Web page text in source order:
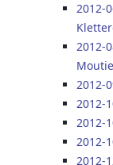
2012-
2012-
2012-
2012-
2012-
2012-
2012-